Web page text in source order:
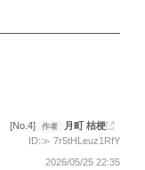
[No.4]
月町 桔梗
ID:≫ 7r5tHLeuz1RfY
2026/05/25 22:35